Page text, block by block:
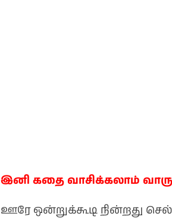
இனி கதை வாசிக்கலாம்
ஊரே ஒன்றுக்கூடி நின்றது